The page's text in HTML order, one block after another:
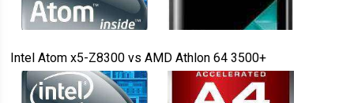
Intel Atom x5-Z8300vs AMD Athlon 64 3500+